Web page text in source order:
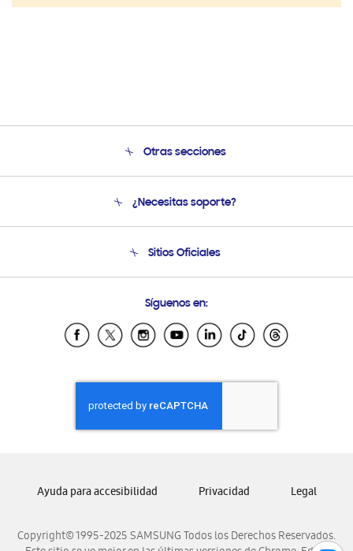
Otras secciones
Soporte
Condiciones de Compra
¿Necesitas soporte?
Soporte vía eMail
Sitios Oficiales
Samsung Ecuador
Samsung El Salvador
Samsung Honduras
Samsung Nicaragua
Samsung Panamá
Samsung Venezuela
Síguenos en:
Copyright© 1995-2025 SAMSUNG Todos los Derechos Reservados.
Ayuda para accesibilidad Privacidad Legal